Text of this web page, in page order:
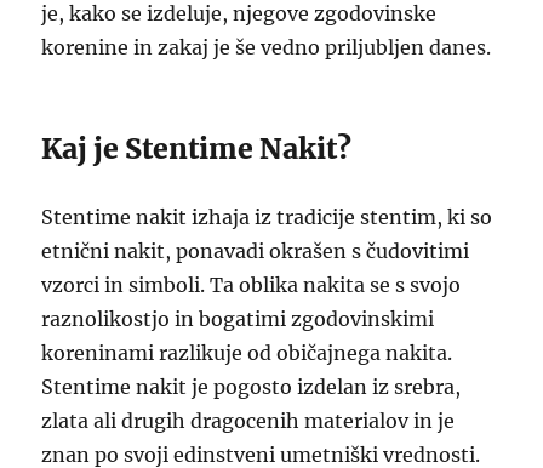
je, kako se izdeluje, njegove zgodovinske
korenine in zakaj je še vedno priljubljen danes.
Kaj je Stentime Nakit?
Stentime nakit izhaja iz tradicije stentim, ki so
etnični nakit, ponavadi okrašen s čudovitimi
vzorci in simboli. Ta oblika nakita se s svojo
raznolikostjo in bogatimi zgodovinskimi
koreninami razlikuje od običajnega nakita.
Stentime nakit je pogosto izdelan iz srebra,
zlata ali drugih dragocenih materialov in je
znan po svoji edinstveni umetniški vrednosti.